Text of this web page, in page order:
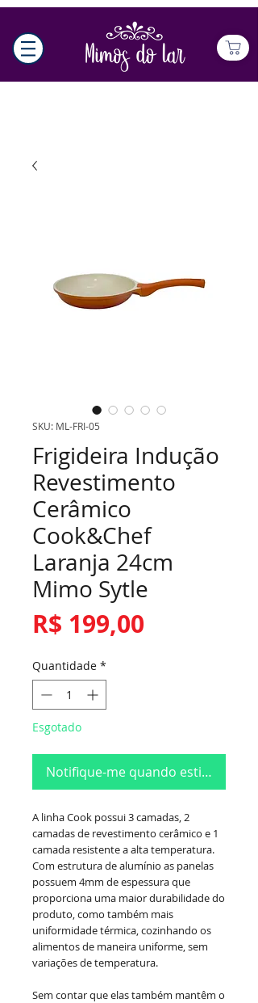
SKU: ML-FRI-05
Frigideira Indução
Revestimento
Cerâmico
Cook&Chef
Laranja 24cm
Mimo Sytle
R$ 199,00
Quantidade *
Esgotado
Notifique-me quando estiver
A linha Cook possui 3 camadas, 2
camadas de revestimento cerâmico e 1
camada resistente a alta temperatura.
Com estrutura de alumínio as panelas
possuem 4mm de espessura que
proporciona uma maior durabilidade do
produto, como também mais
uniformidade térmica, cozinhando os
alimentos de maneira uniforme, sem
variações de temperatura.
Sem contar que elas também mantêm o